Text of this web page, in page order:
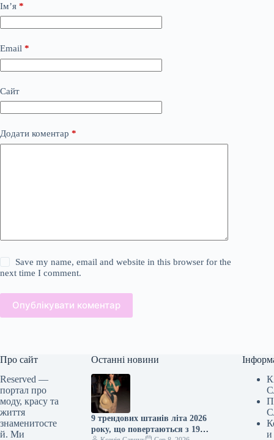
Ім’я *
Email *
Сайт
Додати коментар *
Save my name, email and website in this browser for the
next time I comment.
Опублікувати коментар
Про сайт
Reserved —
портал про
моду, красу та
життя
знаменитосте
й. Ми
Останні новини
9 трендових штанів літа 2026
року, що повертаються з 1970-
и